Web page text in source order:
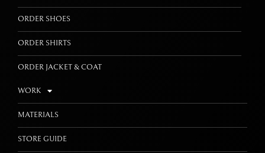
ORDER SHOES
ORDER SHIRTS
ORDER JACKET & COAT
WORK
MATERIALS
STORE GUIDE